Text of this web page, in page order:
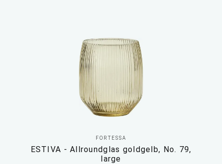
FORTESSA
ESTIVA - Allroundglas goldgelb, No. 79,
large